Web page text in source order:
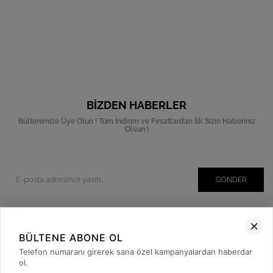
BIZDEN HABERLER
Bültenimize Üye Olun ! Tüm İndirim ve Fırsatlardan İlk Sizin Haberiniz
Olsun !
GÖNDER
Kurumsal
Müşteri İlişkileri
BÜLTENE ABONE OL
Telefon numaranı girerek sana özel kampanyalardan haberdar
ol.